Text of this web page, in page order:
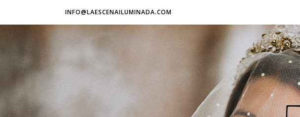
INFO@LAESCENAILUMINADA.COM